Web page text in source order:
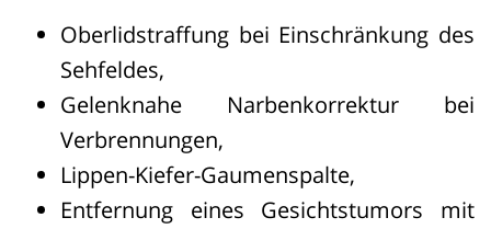
Oberlidstraffung bei Einschränkung des
Sehfeldes,
Gelenknahe Narbenkorrektur bei
Verbrennungen,
Lippen-Kiefer-Gaumenspalte,
Entfernung eines Gesichtstumors mit